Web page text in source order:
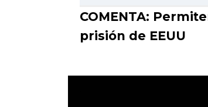
COMENTA:
prisión de EEUU